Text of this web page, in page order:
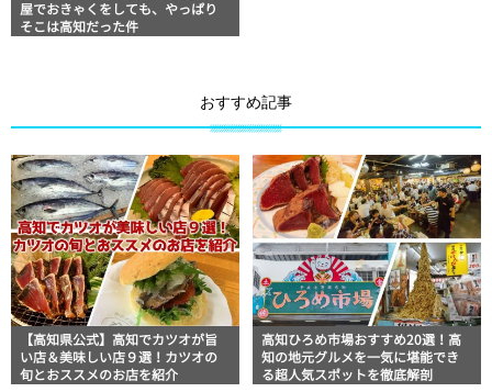
屋でおきゃくをしても、やっぱり
そこは高知だった件
おすすめ記事
【高知県公式】高知でカツオが旨
い店＆美味しい店９選！カツオの
旬とおススメのお店を紹介
高知ひろめ市場おすすめ20選！高
知の地元グルメを一気に堪能でき
る超人気スポットを徹底解剖